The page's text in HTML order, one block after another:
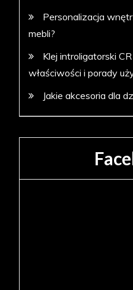
Personalizacja
mebli?
Klej introligatorski
właściwości i porady
Jakie akcesoria dla